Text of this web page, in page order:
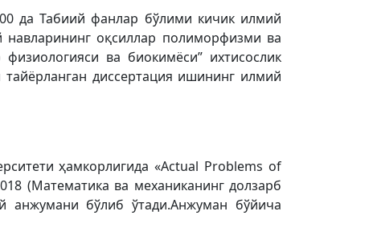
да Табиий фанлар бўлими кичик илмий
навларининг оқсиллар полиморфизми ва
ва биокимёси” ихтисослик
диссертация ишининг илмий
ҳамкорлигида «Actual Problems of
(Математика ва механиканинг долзарб
анжумани бўлиб ўтади.Анжуман бўйича